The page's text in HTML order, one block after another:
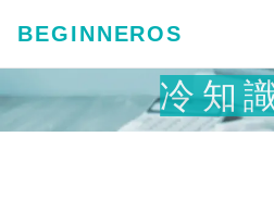
BEGINNEROS
冷知